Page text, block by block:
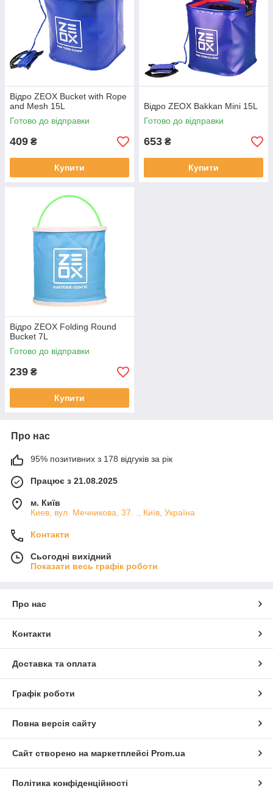
Відро ZEOX Bucket with Rope
and Mesh 15L
Готово до відправки
409 ₴
Купити
Відро ZEOX Bakkan Mini 15L
Готово до відправки
653 ₴
Купити
Відро ZEOX Folding Round
Bucket 7L
Готово до відправки
239 ₴
Купити
Про нас
95% позитивних з 178 відгуків за рік
Працює з 21.08.2025
м. Київ
Киев, вул. Мечникова, 37. ., Київ, Україна
Контакти
Сьогодні вихідний
Показати весь графік роботи
Про нас
Контакти
Доставка та оплата
Графік роботи
Повна версія сайту
Сайт створено на маркетплейсі Prom.ua
Політика конфіденційності